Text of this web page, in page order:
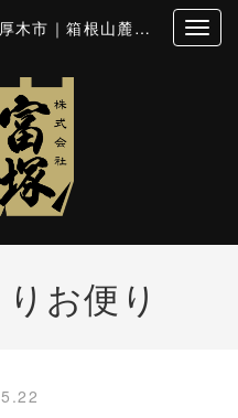
株式会社富塚商店｜神奈川県｜厚木市｜箱根山麓豚｜とん漬｜シロホルモン
お便り